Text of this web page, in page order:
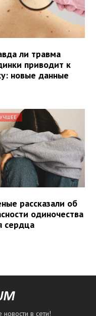
ли травма
приводит к
новые данные
рассказали об
одиночества
сердца
в сети!